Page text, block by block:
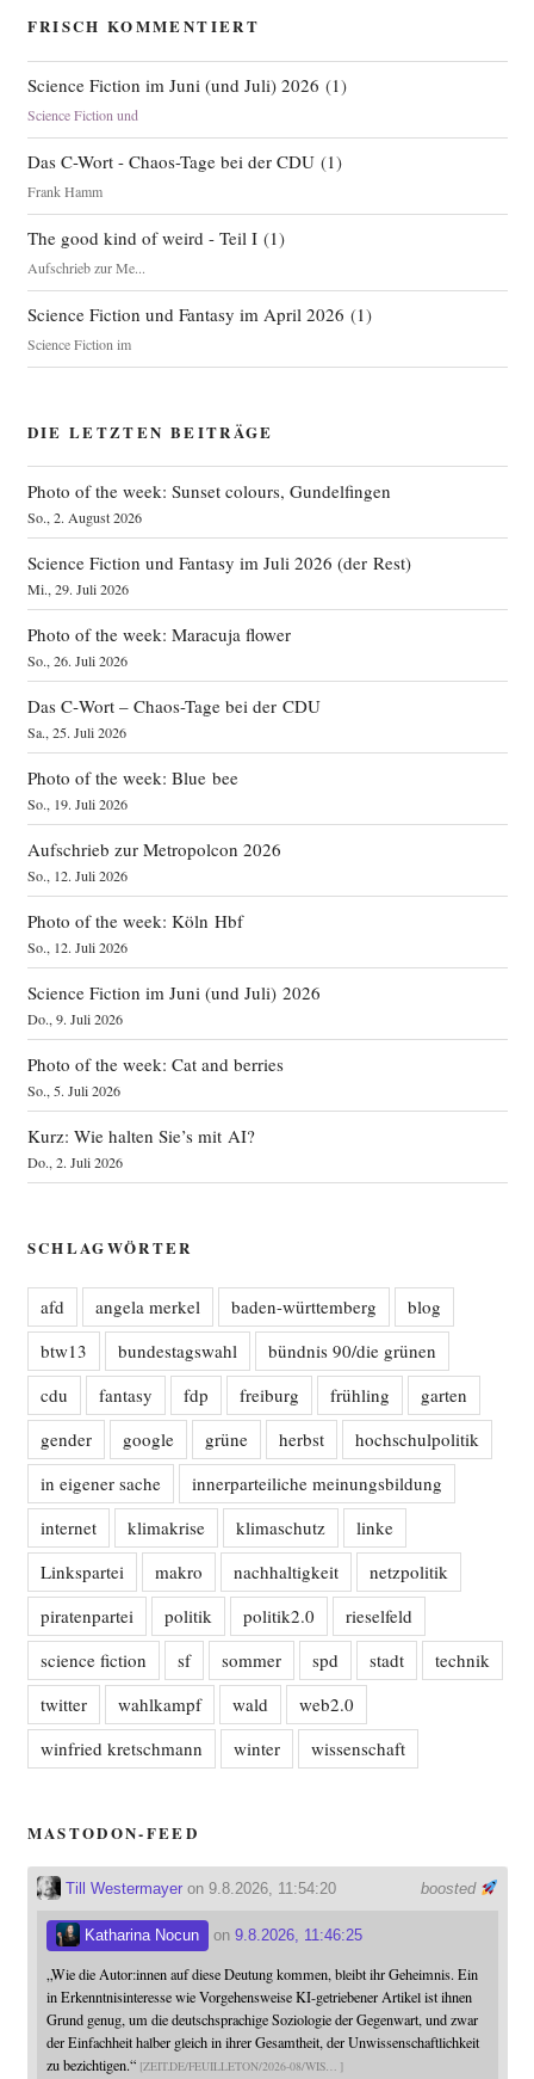
FRISCH KOMMENTIERT
Science Fiction im Juni (und Juli) 2026 (1)
Science Fiction und
Das C-Wort - Chaos-Tage bei der CDU(1)
Frank Hamm
The good kind of weird - Teil I(1)
Aufschrieb zur Me...
Science Fiction und Fantasy im April 2026 (1)
Science Fiction im
DIE LETZTEN BEITRÄGE
Photo of the week: Sunset colours, Gundelfingen
So., 2. August 2026
Science Fiction und Fantasy im Juli 2026 (der Rest)
Mi., 29. Juli 2026
Photo of the week: Maracuja flower
So., 26. Juli 2026
Das C‑Wort – Chaos-Tage bei der CDU
Sa., 25. Juli 2026
Photo of the week: Blue bee
So., 19. Juli 2026
Aufschrieb zur Metropolcon 2026
So., 12. Juli 2026
Photo of the week: Köln Hbf
So., 12. Juli 2026
Science Fiction im Juni (und Juli) 2026
Do., 9. Juli 2026
Photo of the week: Cat and berries
So., 5. Juli 2026
Kurz: Wie halten Sie’s mit AI?
Do., 2. Juli 2026
SCHLAGWÖRTER
afd angela merkel baden-württemberg
blog
btw13
bundestagswahl
bündnis 90/die grünen
cdu
fantasy fdp freiburg frühling
garten
gender
google grüne herbst
hochschulpolitik
in eigener sache
innerparteiliche meinungsbildung
internet
klimakrise klimaschutz
linke
Linkspartei
makro nachhaltigkeit
netzpolitik
piratenpartei
politik politik2.0
rieselfeld
science fiction
sf sommer spd stadt
technik
twitter
wahlkampf wald
web2.0
winfried kretschmann
winter wissenschaft
MASTODON-FEED
boosted
Till Westermayeron 9.8.2026, 11:54:20
Katharina Nocun on 9.8.2026, 11:46:25
„Wie die Autor:innen auf diese Deutung kommen, bleibt ihr Geheimnis. Ein
in Erkenntnisinteresse wie Vorgehensweise KI-getriebener Artikel ist ihnen
Grund genug, um die deutschsprachige Soziologie der Gegenwart, und zwar
der Einfachheit halber gleich in ihrer Gesamtheit, der Unwissenschaftlichkeit
zu bezichtigen.“ ZEIT.DE/FEUILLETON/2026-08/WIS